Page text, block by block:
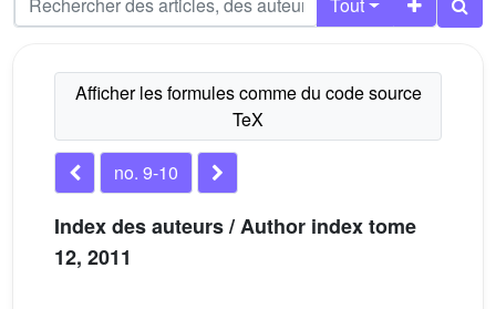
no. 9-10
Index des auteurs / Author index tome
12, 2011